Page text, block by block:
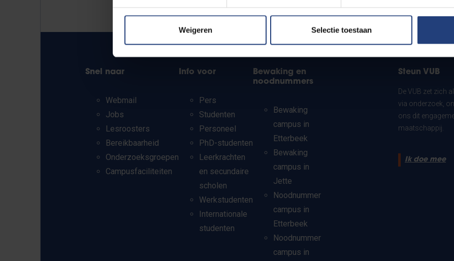
Weigeren Selectie toestaan
Snel naar
Webmail
Jobs
Lesroosters
Bereikbaarheid
Onderzoeksgroepen
Campusfaciliteiten
Info voor
Pers
Studenten
Personeel
PhD-studenten
Leerkrachten
en secundaire
scholen
Werkstudenten
Internationale
studenten
Bewaking en
noodnummers
Bewaking
campus in
Etterbeek
Bewaking
campus in
Jette
Noodnummer
campus in
Etterbeek
Noodnummer
campus in
Steun VUB
De VUB zet zich
via onderzoek,
ons dit
maatschappij.
Ik doe mee